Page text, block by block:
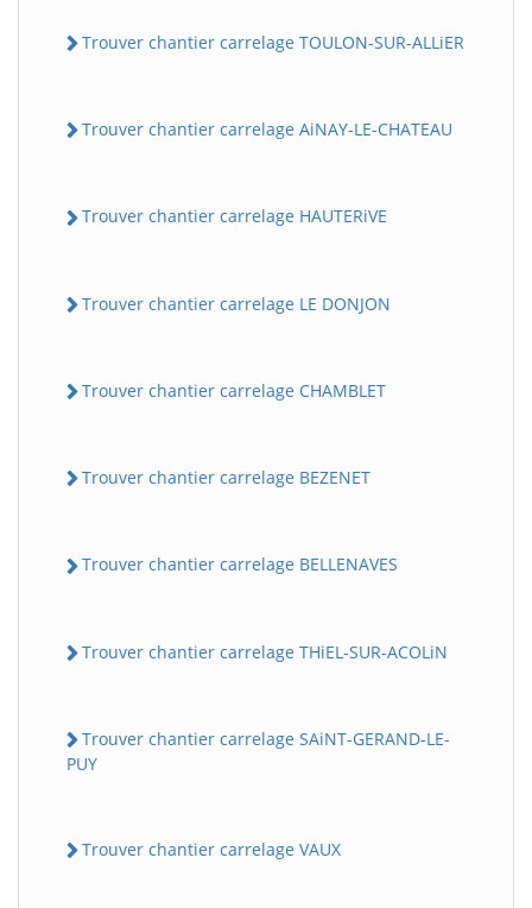
Trouver chantier carrelage TOULON-SUR-ALLiER
Trouver chantier carrelage AiNAY-LE-CHATEAU
Trouver chantier carrelage HAUTERiVE
Trouver chantier carrelage LE DONJON
Trouver chantier carrelage CHAMBLET
Trouver chantier carrelage BEZENET
Trouver chantier carrelage BELLENAVES
Trouver chantier carrelage THiEL-SUR-ACOLiN
Trouver chantier carrelage SAiNT-GERAND-LE-
PUY
Trouver chantier carrelage VAUX